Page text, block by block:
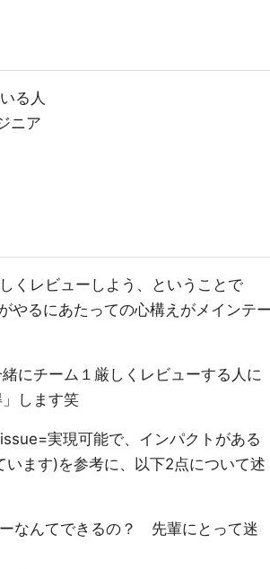
る人
ニア
くレビューしよう、ということで
やるにあたっての心構えがメインテ
にチーム１厳しくレビューする人に
します笑
実現可能で、インパクトがある
ます)を参考に、以下2点について述
なんてできるの？ 先輩にとって迷